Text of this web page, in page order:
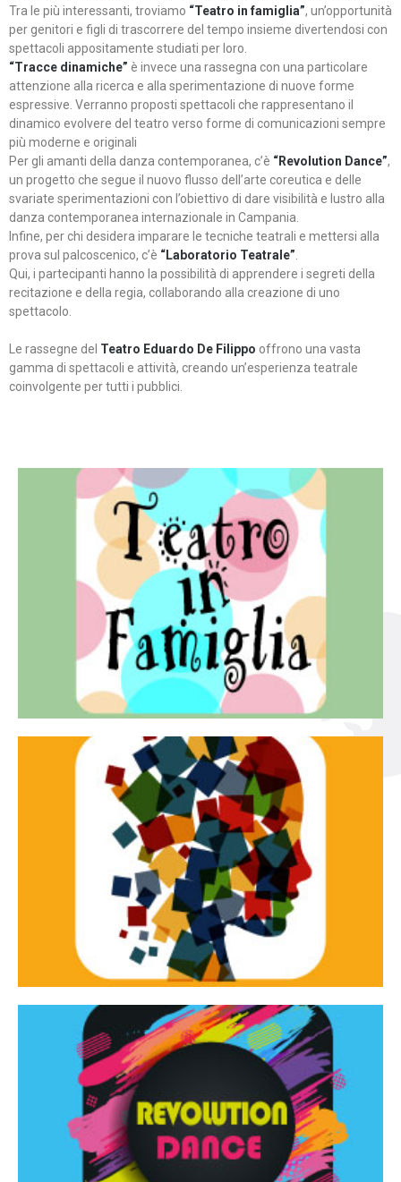
Tra le più interessanti, troviamo “Teatro in famiglia”, un’opportunità
per genitori e figli di trascorrere del tempo insieme divertendosi con
spettacoli appositamente studiati per loro.
“Tracce dinamiche” è invece una rassegna con una particolare
attenzione alla ricerca e alla sperimentazione di nuove forme
espressive. Verranno proposti spettacoli che rappresentano il
dinamico evolvere del teatro verso forme di comunicazioni sempre
più moderne e originali
Per gli amanti della danza contemporanea, c’è “Revolution Dance”,
un progetto che segue il nuovo flusso dell’arte coreutica e delle
svariate sperimentazioni con l’obiettivo di dare visibilità e lustro alla
danza contemporanea internazionale in Campania.
Infine, per chi desidera imparare le tecniche teatrali e mettersi alla
prova sul palcoscenico, c’è “Laboratorio Teatrale”
Qui, i partecipanti hanno la possibilità di apprendere i segreti della
recitazione e della regia, collaborando alla creazione di uno
spettacolo.
Le rassegne del Teatro Eduardo De Filippo offrono una vasta
gamma di spettacoli e attività, creando un’esperienza teatrale
coinvolgente per tutti i pubblici.
Teatro in famiglia
Teatro In Famiglia è una rassegna di teatro concepita
per far condividere e godere del teatro all’intera
famiglia.
Continua
Tracce dinamiche
Tracce Dinamiche è una rassegna di teatro
d’innovazione e sperimentale.
Continua
Revolution Dance
Rassegna di danza contemporanea – I Edizione